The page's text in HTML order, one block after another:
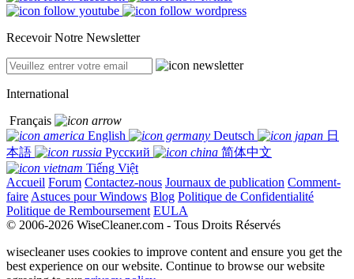
Recevoir Notre Newsletter
International
Français
English
Deutsch
日
本語
Русский
简体中文
Tiếng Việt
Accueil Forum Contactez-nous Journaux de publication Comment-
faire Astuces pour Windows Blog Politique de Confidentialité
Politique de Remboursement EULA
© 2006-2026 WiseCleaner.com - Tous Droits Réservés
wisecleaner uses cookies to improve content and ensure you get the
best experience on our website. Continue to browse our website